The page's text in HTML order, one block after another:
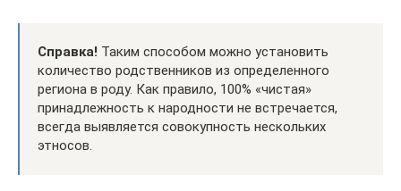
Справка! Таким способом можно установить
количество родственников из определенного
региона в роду. Как правило, 100% «чистая»
принадлежность к народности не встречается,
всегда выявляется совокупность нескольких
этносов.